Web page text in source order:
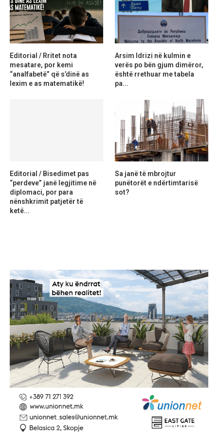
Editorial / Rritet nota
mesatare, por kemi
“analfabetë” që s’dinë as
lexim e as matematikë!
Arsim Idrizi në kulmin e
verës po bën gjum dimëror,
është rrethuar me tabela
pa...
Editorial / Bisedimet pas
“perdeve” janë legjitime në
diplomaci, por para
nënshkrimit patjetër të
ketë...
Sa janë të mbrojtur
punëtorët e ndërtimtarisë
sot?